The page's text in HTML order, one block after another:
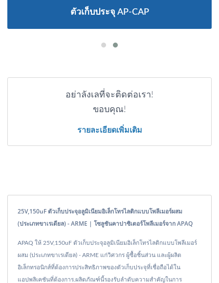
ตัวเก็บประจุ AP-CAP
อย่าลังเลที่จะติดต่อเรา!
ขอบคุณ!
รายละเอียดเพิ่มเติม
25V,150uF ตัวเก็บประจุอลูมิเนียมอิเล็กโทรไลติกแบบโพลีเมอร์ผสม
(ประเภทขาเรเดียล) - ARME | โซลูชันคาปาซิเตอร์โพลีเมอร์จาก APAQ
APAQ ให้ 25V,150uF ตัวเก็บประจุอลูมิเนียมอิเล็กโทรไลติกแบบโพลีเมอร์
ผสม (ประเภทขาเรเดียล) - ARME แก่วิศวกร ผู้ซื้อชิ้นส่วน และผู้ผลิต
อิเล็กทรอนิกส์ที่ต้องการประสิทธิภาพของตัวเก็บประจุที่เชื่อถือได้ใน
แอปพลิเคชันที่ต้องการ.ผลิตภัณฑ์นี้รองรับลำดับความสำคัญในการ